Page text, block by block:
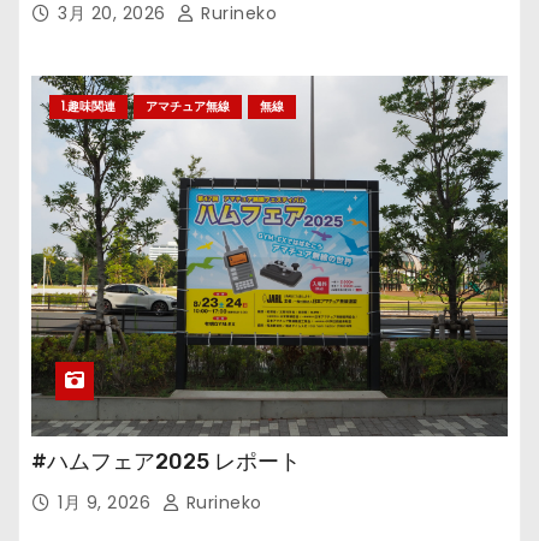
3月 20, 2026 Rurineko
1.趣味関連 アマチュア無線 無線
#ハムフェア2025 レポート
1月 9, 2026 Rurineko